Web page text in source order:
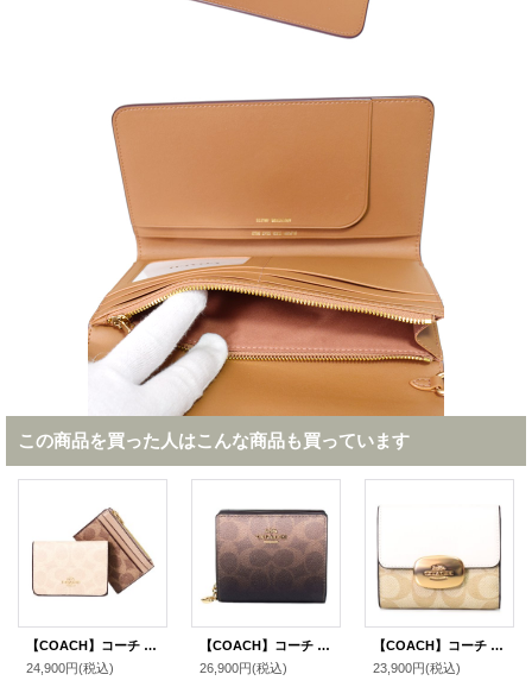
この商品を買った人はこんな商品も買っています
【COACH】コーチ 財布 カードケース付き コーティングキャンバス レザー シグネチャー ブロックド ウォレット コンパクト 三つ折り財布 サンド×タン（日本未発売）
24,900円(税込)
【COACH】コーチ 財布 二つ折り グラデーション コーティングキャンバス レザー シグネチャー ロゴ チャーム スナップ ウォレット 財布 ブラウン（日本未発売）
26,900円(税込)
【COACH】コーチ コーティングキャンバス レザー シグネチャー スモール エライザ ロゴ ウォレット 二つ折り財布 ライトカーキ×チャーク【訳あり】〔日本未発売〕
23,900円(税込)